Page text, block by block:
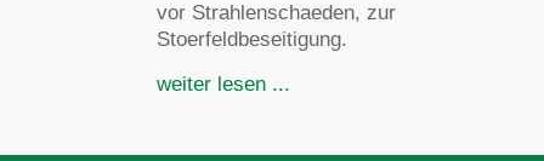
vor Strahlenschaeden, zur
Stoerfeldbeseitigung.
weiter lesen ...